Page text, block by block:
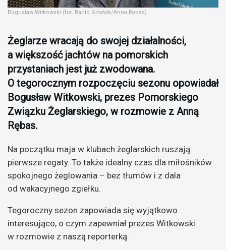
Bogusław Witkowski (fot. Radio Gdańsk/Anna Rębas)
Żeglarze wracają do swojej działalności,
a większość jachtów na pomorskich
przystaniach jest już zwodowana.
O tegorocznym rozpoczęciu sezonu opowiadał
Bogusław Witkowski, prezes Pomorskiego
Związku Żeglarskiego, w rozmowie z Anną
Rębas.
Na początku maja w klubach żeglarskich ruszają
pierwsze regaty. To także idealny czas dla miłośników
spokojnego żeglowania – bez tłumów i z dala
od wakacyjnego zgiełku.
Tegoroczny sezon zapowiada się wyjątkowo
interesująco, o czym zapewniał prezes Witkowski
w rozmowie z naszą reporterką.